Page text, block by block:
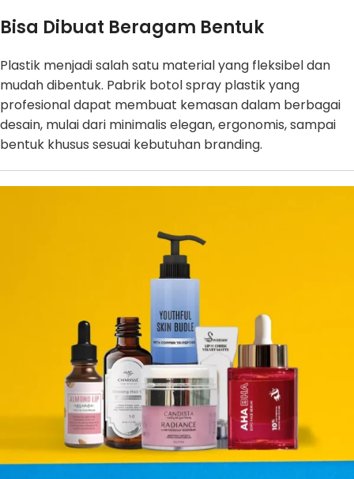
Bisa Dibuat Beragam Bentuk
Plastik menjadi salah satu material yang fleksibel dan
mudah dibentuk. Pabrik botol spray plastik yang
profesional dapat membuat kemasan dalam berbagai
desain, mulai dari minimalis elegan, ergonomis, sampai
bentuk khusus sesuai kebutuhan branding.